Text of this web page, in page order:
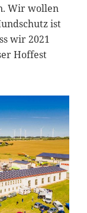
Wir wollen
ist
wir 2021
Hoffest